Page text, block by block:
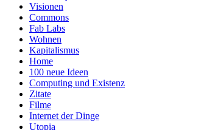
Visionen
Commons
Fab Labs
Wohnen
Kapitalismus
Home
100 neue Ideen
Computing und Existenz
Zitate
Filme
Internet der Dinge
Utopia